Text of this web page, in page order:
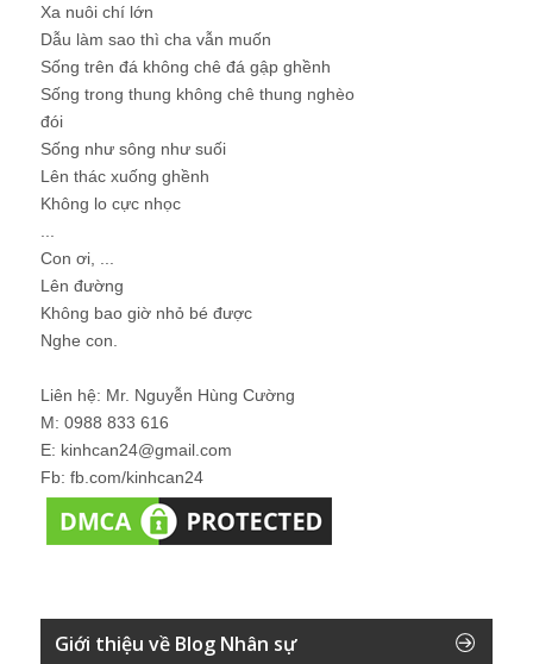
Xa nuôi chí lớn
Dẫu làm sao thì cha vẫn muốn
Sống trên đá không chê đá gập ghềnh
Sống trong thung không chê thung nghèo
đói
Sống như sông như suối
Lên thác xuống ghềnh
Không lo cực nhọc
Con ơi, ...
Lên đường
Không bao giờ nhỏ bé được
Nghe con.
Liên hệ: Mr. Nguyễn Hùng Cường
M: 0988 833 616
E: kinhcan24@gmail.com
Fb: fb.com/kinhcan24
Giới thiệu về Blog Nhân sự